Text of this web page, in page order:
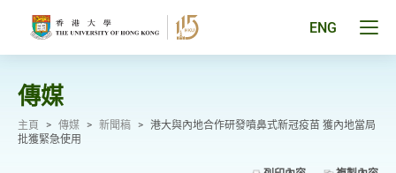
ENG
傳媒
主頁 > 傳媒 > 新聞稿 > 港大與內地合作研發噴鼻式新冠疫苗 獲內地當局
批獲緊急使用